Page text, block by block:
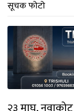
सूचक फोटो